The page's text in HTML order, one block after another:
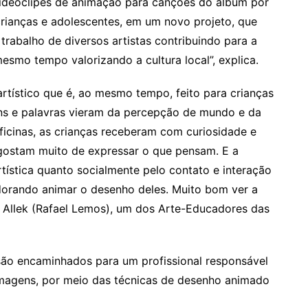
e adolescentes, em um novo projeto, que
de diversos artistas contribuindo para a
tempo valorizando a cultura local”, explica.
que é, ao mesmo tempo, feito para crianças
e palavras vieram da percepção de mundo e da
as crianças receberam com curiosidade e
muito de expressar o que pensam. E a
quanto socialmente pelo contato e interação
animar o desenho deles. Muito bom ver a
(Rafael Lemos), um dos Arte-Educadores das
encaminhados para um profissional responsável
por meio das técnicas de desenho animado